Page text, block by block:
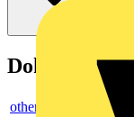
Dokumente
others